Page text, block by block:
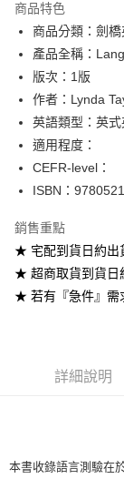
Google Pay
ATM付款
運送方式
付款後全家取貨
7-11取貨付款
每筆NT$60
宅配-台灣本島
商品特色
商品分類：劍
產品全稱：
版次：1版
作者：Lynda
英語類型：英式
適用程度：
CEFR-level：
ISBN：
銷售重點
★ 宅配到貨日約出
★ 超商取貨到貨日
★ 若有『急件』需
詳細說明
本書收錄語言測驗在